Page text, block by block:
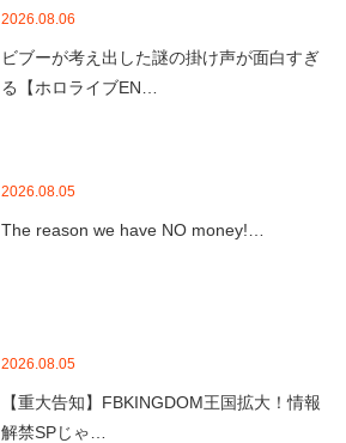
2026.08.06
ビブーが考え出した謎の掛け声が面白すぎ
る【ホロライブEN…
2026.08.05
The reason we have NO money!…
2026.08.05
【重大告知】FBKINGDOM王国拡大！情報
解禁SPじゃ…